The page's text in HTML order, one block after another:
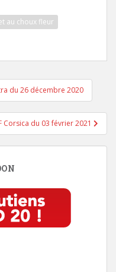
au choux fleur
du 26 décembre 2020
Corsica du 03 février 2021